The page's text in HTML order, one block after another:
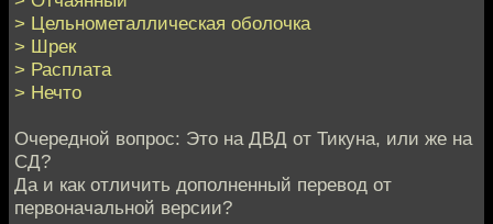
> Цельнометаллическая оболочка
> Шрек
> Расплата
> Нечто
Очередной вопрос: Это на ДВД от Тикуна, или же на
СД?
Да и как отличить дополненный перевод от
первоначальной версии?